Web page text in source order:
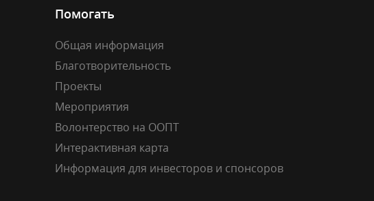
Помогать
Общая информация
Благотворительность
Проекты
Мероприятия
Волонтерство на ООПТ
Интерактивная карта
Информация для инвесторов и спонсоров